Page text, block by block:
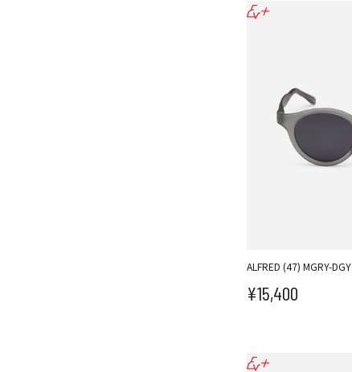
ALFRED (47) MGRY-DGY
セール価格
¥15,400